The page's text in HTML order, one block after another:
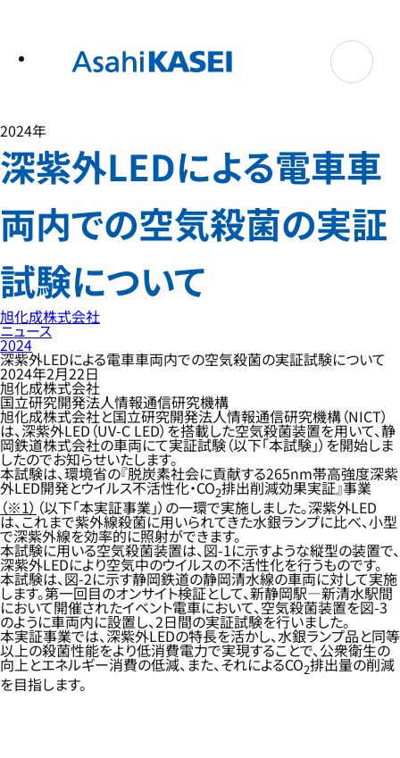
2024年
深紫外LEDによる電車車
両内での空気殺菌の実証
試験について
旭化成株式会社
ニュース
2024
深紫外LEDによる電車車両内での空気殺菌の実証試験について
2024年2月22日
旭化成株式会社
国立研究開発法人情報通信研究機構
旭化成株式会社と国立研究開発法人情報通信研究機構（NICT）
は、深紫外LED（UV-C LED）を搭載した空気殺菌装置を用いて、静
岡鉄道株式会社の車両にて実証試験（以下「本試験」）を開始しま
したのでお知らせいたします。
本試験は、環境省の『脱炭素社会に貢献する265nm帯高強度深紫
外LED開発とウイルス不活性化・CO2排出削減効果実証』事業
（※1） （以下「本実証事業」）の一環で実施しました。深紫外LED
は、これまで紫外線殺菌に用いられてきた水銀ランプに比べ、小型
で深紫外線を効率的に照射ができます。
本試験に用いる空気殺菌装置は、図-1に示すような縦型の装置で、
深紫外LEDにより空気中のウイルスの不活性化を行うものです。
本試験は、図-2に示す静岡鉄道の静岡清水線の車両に対して実施
します。第一回目のオンサイト検証として、新静岡駅—新清水駅間
において開催されたイベント電車において、空気殺菌装置を図-3
のように車両内に設置し、2日間の実証試験を行いました。
本実証事業では、深紫外LEDの特長を活かし、水銀ランプ品と同等
以上の殺菌性能をより低消費電力で実現することで、公衆衛生の
向上とエネルギー消費の低減、また、それによるCO2排出量の削減
を目指します。